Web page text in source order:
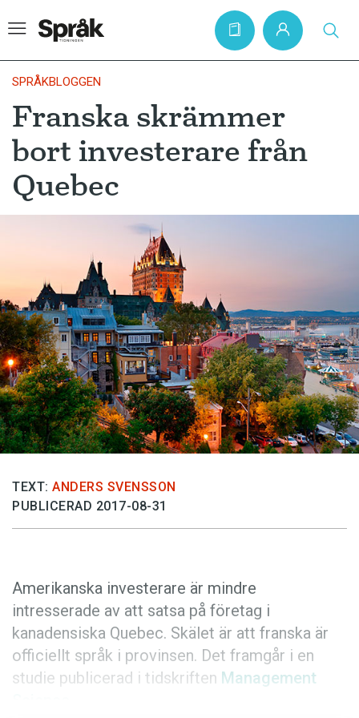
Hem
Artiklar
Krönikor
Språkfrågor
Bokrecensioner
Kviss
Podden
Anmäl till språkpolisen
Föreslå nyord
Annonsera
Prenumerera
Läs Språktidningen digitalt
Press
SPRÅKBLOGGEN
Franska skrämmer
bort investerare från
Quebec
TEXT: ANDERS SVENSSON
PUBLICERAD 2017-08-31
Amerikanska investerare är mindre
intresserade av att satsa på företag i
kanadensiska Quebec. Skälet är att franska är
officiellt språk i provinsen. Det framgår i en
studie publicerad i tidskriften Management